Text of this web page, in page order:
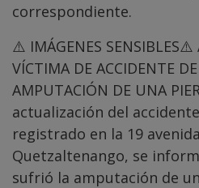
correspondiente.
⚠️ IMÁGENES SENSIBLES⚠️
VÍCTIMA DE ACCIDENTE
AMPUTACIÓN DE UNA
actualización del
registrado en la 19
Quetzaltenango, se
sufrió la amputación de